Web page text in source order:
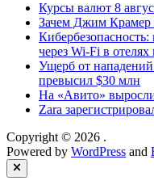
Курсы валют 8
Зачем Джим Крамер
через Wi-Fi в
Ущерб от
превысил $30 млн
На «Авито»
Zara
Copyright © 2026 .
Powered by WordPress and
Close